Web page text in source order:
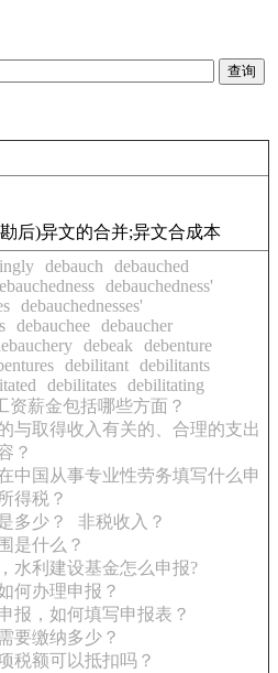
后)异文的合并;异文合成本
debauch
debauched
debauchedness'
debauchednesses'
debauchee debaucher
debeak
debenture
debilitant debilitants
debilitates debilitating
资薪金包括哪些方面？
与取得收入有关的、合理的支出
？
中国从事专业性劳务填写什么申
得税？
多少？
非税收入？
是什么？
水利建设基金怎么申报?
何办理申报？
报，如何填写申报表？
要缴纳多少？
税额可以抵扣吗？